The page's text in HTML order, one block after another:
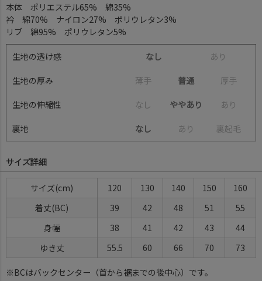
本体 ポリエステル65% 綿35%
衿 綿70% ナイロン27% ポリウレタン3%
リブ 綿95% ポリウレタン5%
生地の透け感 なし あ り
生地の厚み 薄手 普通 厚手
生地の伸縮性 な し ややあり あ り
裏地 なし あ り 裏起毛
サイズ詳細
サイズ(cm) 120 130 140 150
160
着丈(BC)
39 42 48 51
55
身幅
38 41 42 43
44
ゆき丈
55.5 60 66 70 73
※BCはバックセンター（首から裾までの後中心）です。